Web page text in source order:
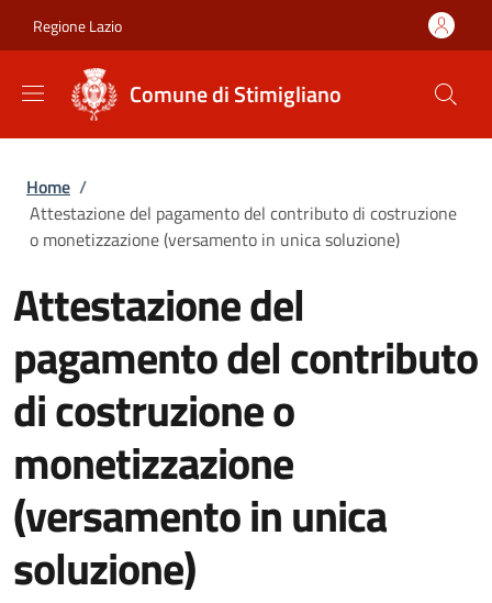
Regione Lazio
Comune di Stimigliano
Briciole di pane
Home /
Attestazione del pagamento del contributo di costruzione
o monetizzazione (versamento in unica soluzione)
Attestazione del
pagamento del contributo
di costruzione o
monetizzazione
(versamento in unica
soluzione)